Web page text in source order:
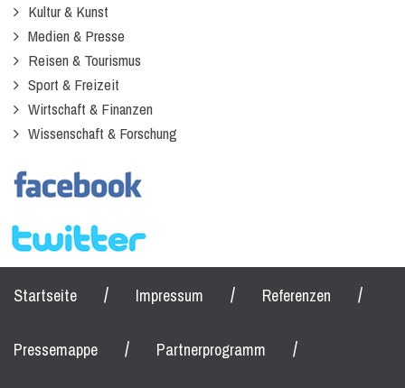
Kultur & Kunst
Medien & Presse
Reisen & Tourismus
Sport & Freizeit
Wirtschaft & Finanzen
Wissenschaft & Forschung
Startseite / Impressum / Referenzen /
Pressemappe / Partnerprogramm /